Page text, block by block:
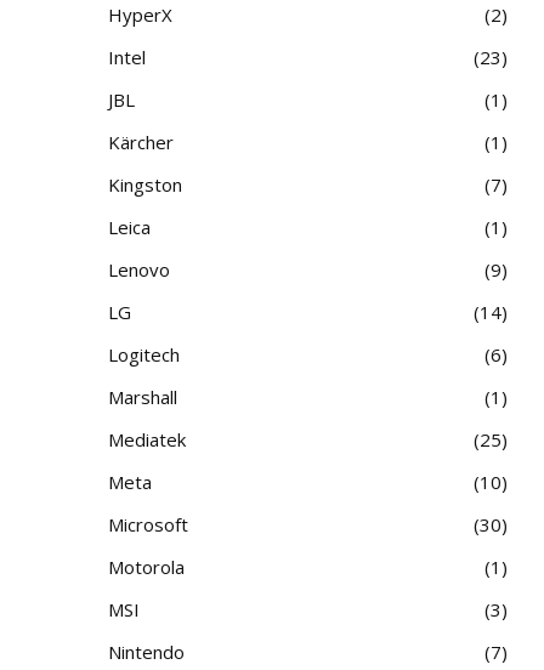
HyperX
2
Intel
23
JBL
1
Kärcher
1
Kingston
7
Leica
1
Lenovo
9
LG
14
Logitech
6
Marshall
1
Mediatek
25
Meta
10
Microsoft
30
Motorola
1
MSI
3
Nintendo
7